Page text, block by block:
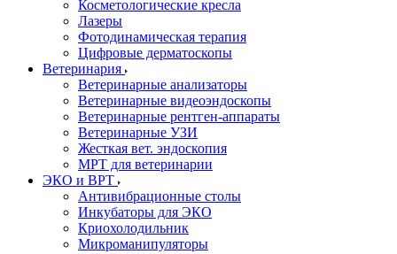
Косметологические кресла
Лазеры
Фотодинамическая терапия
Цифровые дерматоскопы
Ветеринария
Ветеринарные анализаторы
Ветеринарные видеоэндоскопы
Ветеринарные рентген-аппараты
Ветеринарные УЗИ
Жесткая вет. эндоскопия
МРТ для ветеринарии
ЭКО и ВРТ
Антивибрационные столы
Инкубаторы для ЭКО
Криохолодильник
Микроманипуляторы